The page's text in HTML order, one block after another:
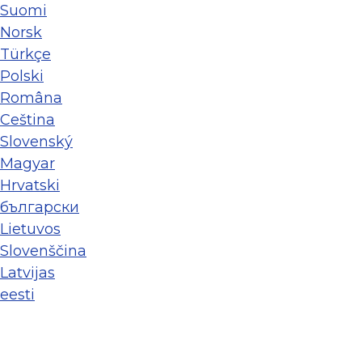
Suomi
Norsk
Türkçe
Polski
Româna
Ceština
Slovenský
Magyar
Hrvatski
български
Lietuvos
Slovenščina
Latvijas
eesti